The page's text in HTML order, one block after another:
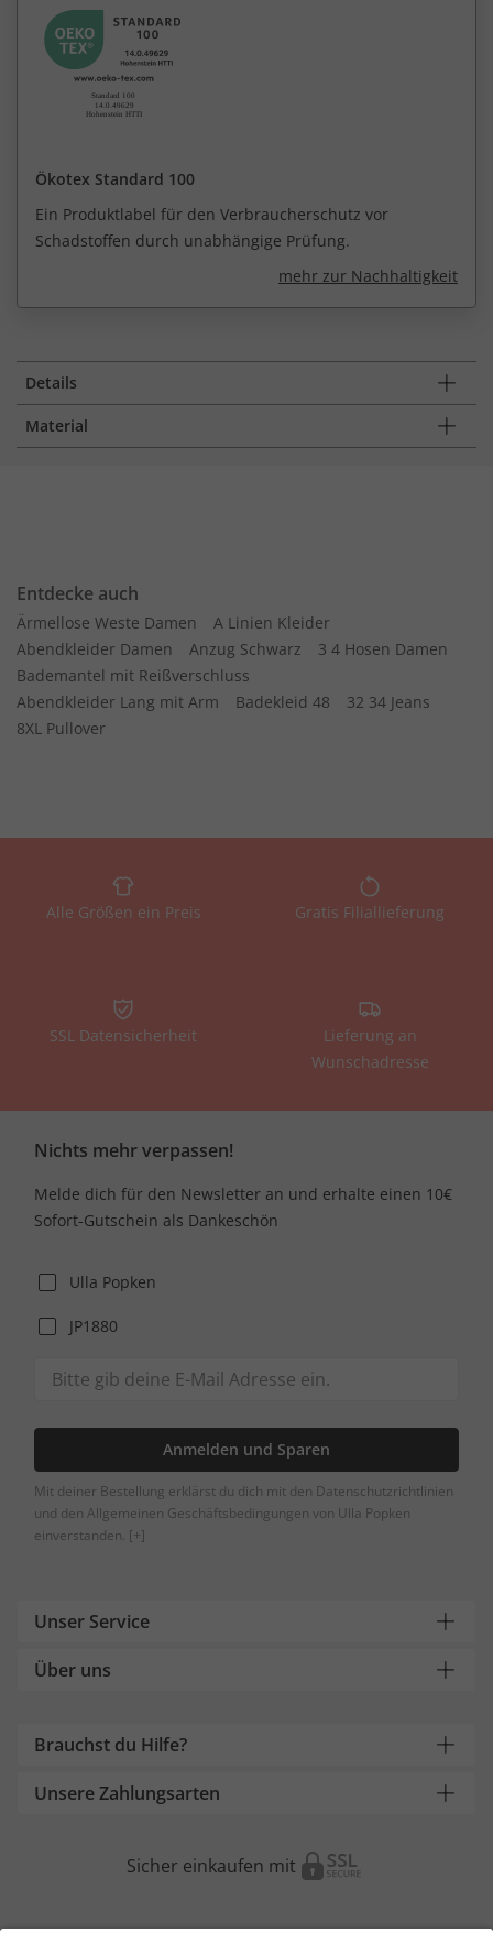
Ökotex Standard 100
Ein Produktlabel für den Verbraucherschutz vor
Schadstoffen durch unabhängige Prüfung.
mehr zur Nachhaltigkeit
Details
Material
Entdecke auch
Ärmellose Weste Damen
A Linien Kleider
Abendkleider Damen
Anzug Schwarz
3 4 Hosen Damen
Bademantel mit Reißverschluss
Abendkleider Lang mit Arm
Badekleid 48
32 34 Jeans
8XL Pullover
Alle Größen ein Preis Gratis Filiallieferung
SSL Datensicherheit
Lieferung an
Wunschadresse
Nichts mehr verpassen!
Melde dich für den Newsletter an und erhalte einen 10€
Sofort-Gutschein als Dankeschön
Ulla Popken
JP1880
Anmelden und Sparen
Mit deiner Bestellung erklärst du dich mit den Datenschutzrichtlinien
und den Allgemeinen Geschäftsbedingungen von Ulla Popken
einverstanden. [+]
Unser Service
Über uns
Brauchst du Hilfe?
Unsere Zahlungsarten
Sicher einkaufen mit